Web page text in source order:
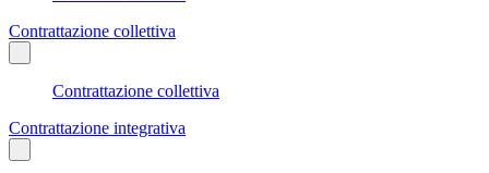
Contrattazione collettiva
Contrattazione collettiva
Contrattazione integrativa